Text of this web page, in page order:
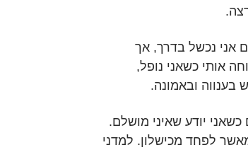
אני נכשל בדרך, אך
אותי כשאני נופל,
ובאמונה.
יודע שאיני מושלם.
מאשר לפחד מכישלון. למדני